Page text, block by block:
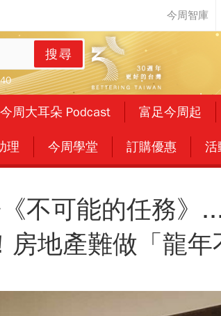
搜尋
今周大耳朵 Podcast 富足今周起
理 今周學堂 訂購優惠 活
不可能的任務》
地產難做「龍年